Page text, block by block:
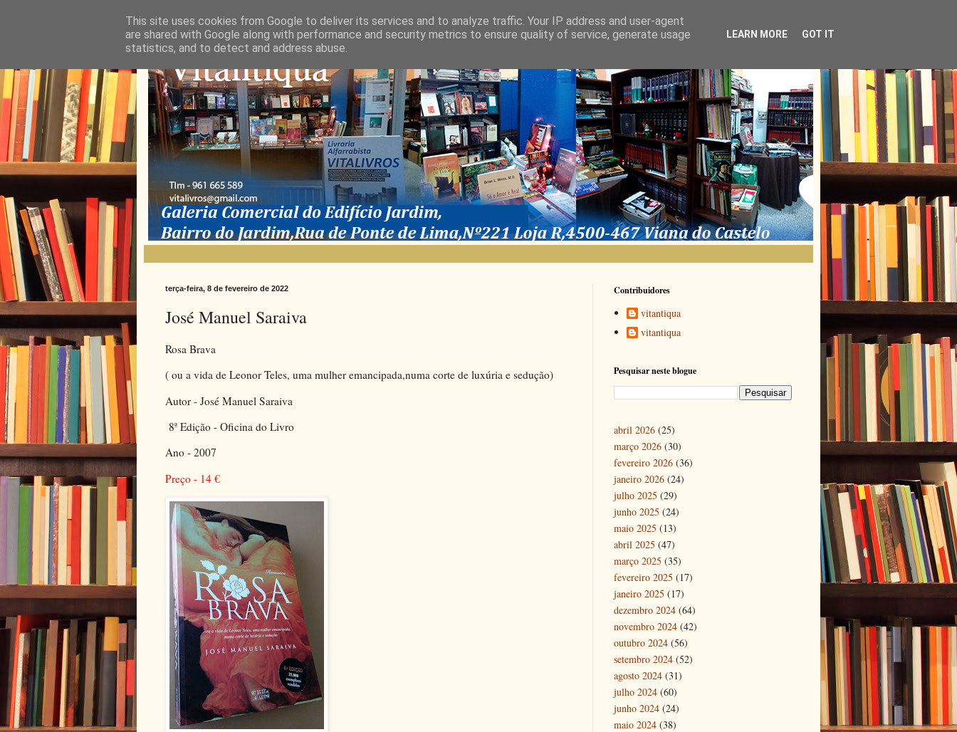
terça-feira, 8 de fevereiro de 2022
José Manuel Saraiva
Rosa Brava
( ou a vida de Leonor Teles, uma mulher emancipada,numa corte de luxúria e sedução)
Autor - José Manuel Saraiva
8ª Edição - Oficina do Livro
Ano - 2007
Preço - 14 €
Contribuidores
vitantiqua
vitantiqua
Pesquisar neste blogue
abril 2026 (25)
março 2026 (30)
fevereiro 2026 (36)
janeiro 2026 (24)
julho 2025 (29)
junho 2025 (24)
maio 2025 (13)
abril 2025 (47)
março 2025 (35)
fevereiro 2025 (17)
janeiro 2025 (17)
dezembro 2024 (64)
novembro 2024 (42)
outubro 2024 (56)
setembro 2024 (52)
agosto 2024 (31)
julho 2024 (60)
junho 2024 (24)
maio 2024 (38)
This site uses cookies from Google to deliver its services and to analyze traffic. Your IP address and user-agent
are shared with Google along with performance and security metrics to ensure quality of service, generate usage
statistics, and to detect and address abuse.
LEARN MORE GOT IT